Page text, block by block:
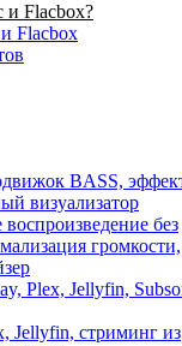
BASS,
визуализатор
без
громкости,
Plex, Jellyfin,
Jellyfin, стриминг из
и Flacbox?
Flacbox